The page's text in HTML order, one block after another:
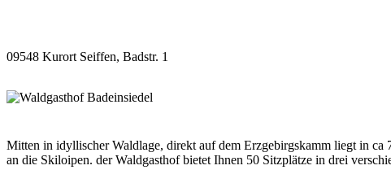
09548 Kurort Seiffen, Badstr. 1
Mitten in idyllischer Waldlage, direkt auf dem Erzgebirgskamm liegt in
an die Skiloipen. der Waldgasthof bietet Ihnen 50 Sitzplätze in drei